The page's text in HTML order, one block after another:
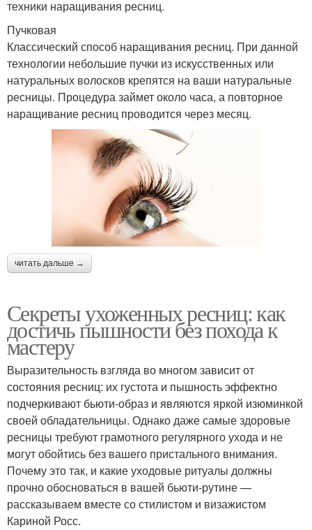
техники наращивания ресниц.
Пучковая
Классический способ наращивания ресниц. При данной
технологии небольшие пучки из искусственных или
натуральных волосков крепятся на ваши натуральные
ресницы. Процедура займет около часа, а повторное
наращивание ресниц проводится через месяц.
читать дальше →
Секреты ухоженных ресниц: как
достичь пышности без похода к
мастеру
Выразительность взгляда во многом зависит от
состояния ресниц: их густота и пышность эффектно
подчеркивают бьюти-образ и являются яркой изюминкой
своей обладательницы. Однако даже самые здоровые
ресницы требуют грамотного регулярного ухода и не
могут обойтись без вашего пристального внимания.
Почему это так, и какие уходовые ритуалы должны
прочно обосноваться в вашей бьюти-рутине —
рассказываем вместе со стилистом и визажистом
Кариной Росс.